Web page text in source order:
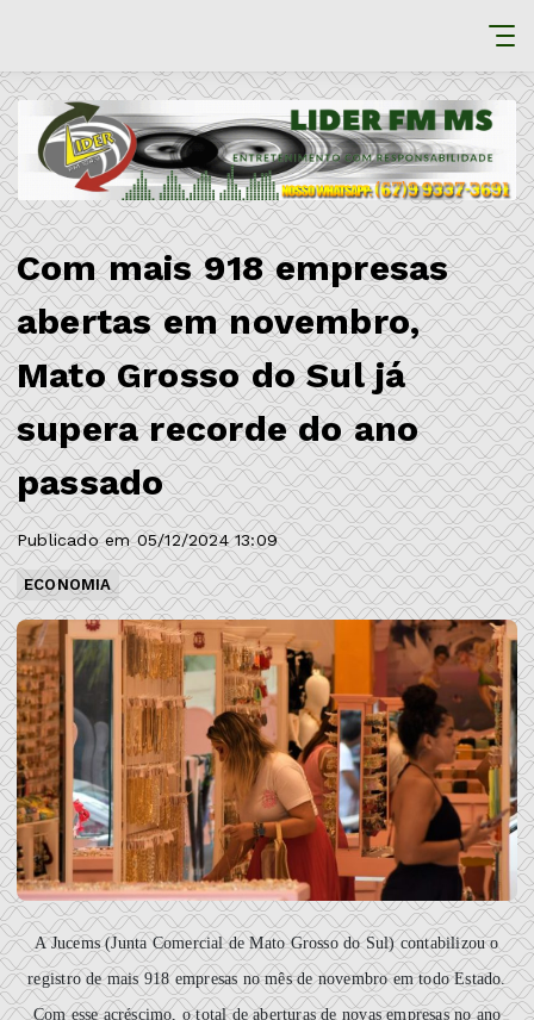
Com mais 918 empresas
abertas em novembro,
Mato Grosso do Sul já
supera recorde do ano
passado
Publicado em 05/12/2024 13:09
ECONOMIA
A Jucems (Junta Comercial de Mato Grosso do Sul) contabilizou o
registro de mais 918 empresas no mês de novembro em todo Estado.
Com esse acréscimo, o total de aberturas de novas empresas no ano